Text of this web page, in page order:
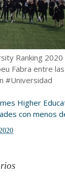
Ranking 2020
Fabra entre
#Universidad
Higher
con menos